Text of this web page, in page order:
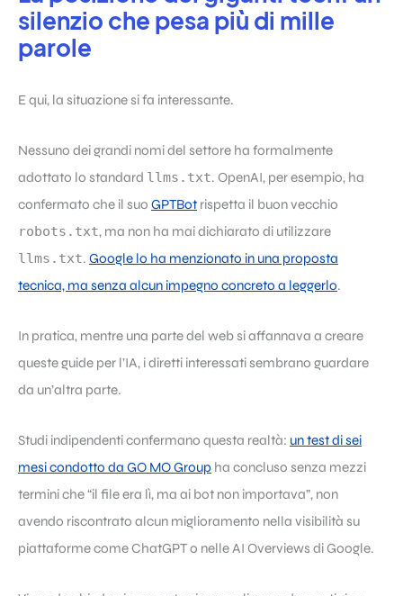
silenzio che pesa più di mille
parole
E qui, la situazione si fa interessante.
Nessuno dei grandi nomi del settore ha formalmente
adottato lo standard llms.txt. OpenAI, per esempio, ha
confermato che il suo GPTBot rispetta il buon vecchio
robots.txt, ma non ha mai dichiarato di utilizzare
llms.txt. Google lo ha menzionato in una proposta
tecnica, ma senza alcun impegno concreto a leggerlo.
In pratica, mentre una parte del web si affannava a creare
queste guide per l’IA, i diretti interessati sembrano guardare
da un’altra parte.
Studi indipendenti confermano questa realtà: un test di sei
mesi condotto da GO MO Group ha concluso senza mezzi
termini che “il file era lì, ma ai bot non importava”, non
avendo riscontrato alcun miglioramento nella visibilità su
piattaforme come ChatGPT o nelle AI Overviews di Google.